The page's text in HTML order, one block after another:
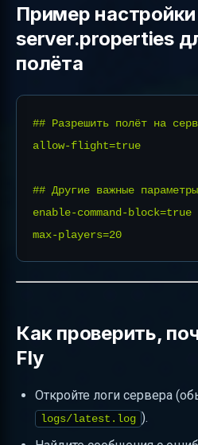
Пример настройки
server.properties
полёта
## Разрешить полёт на
allow-flight=true
## Другие важные параметры
enable-command-block=true
Как проверить,
Fly
Откройте логи сервера
logs/latest.log ).